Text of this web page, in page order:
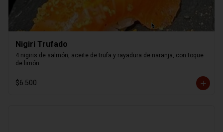
Nigiri Trufado
4 nigiris de salmón, aceite de trufa y rayadura de naranja, con toque
de limón.
$6.500